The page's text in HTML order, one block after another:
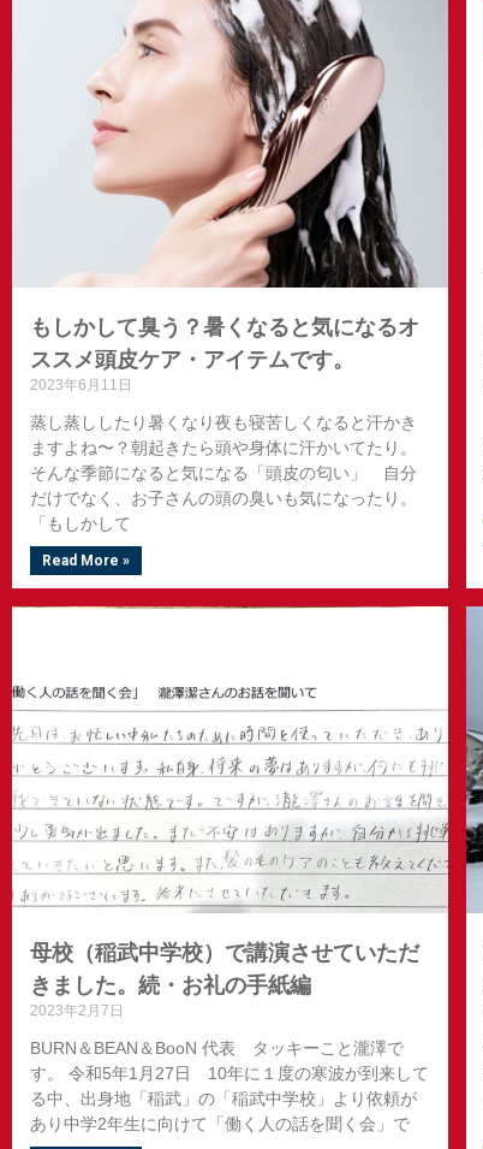
もしかして臭う？暑くなると気になるオ
ススメ頭皮ケア・アイテムです。
2023年6月11日
蒸し蒸ししたり暑くなり夜も寝苦しくなると汗かき
ますよね〜？朝起きたら頭や身体に汗かいてたり。
そんな季節になると気になる「頭皮の匂い」 自分
だけでなく、お子さんの頭の臭いも気になったり。
「もしかして
Read More »
母校（稲武中学校）で講演させていただ
きました。続・お礼の手紙編
2023年2月7日
BURN＆BEAN＆BooN 代表 タッキーこと瀧澤で
す。 令和5年1月27日 10年に１度の寒波が到来して
る中、出身地「稲武」の「稲武中学校」より依頼が
あり中学2年生に向けて「働く人の話を聞く会」で